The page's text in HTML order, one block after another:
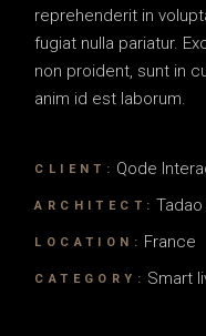
reprehenderit in
fugiat nulla pariatur.
non proident, sunt in
anim id est laborum.
CLIENT: Qode
ARCHITECT:
LOCATION: France
CATEGORY: Smart